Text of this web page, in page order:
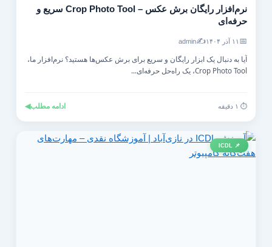
نرم‌افزار رایگان برش عکس – Crop Photo Tool سریع و
حرفه‌ای
۱۱ آذر ۱۴۰۴ ✍️
admin
آیا به دنبال یک ابزار رایگان و سریع برای برش عکس‌ها هستید؟ نرم‌افزار ما،
Crop Photo Tool، یک راه‌حل حرفه‌ای...
ادامه مطلب◀
📌 ICDL